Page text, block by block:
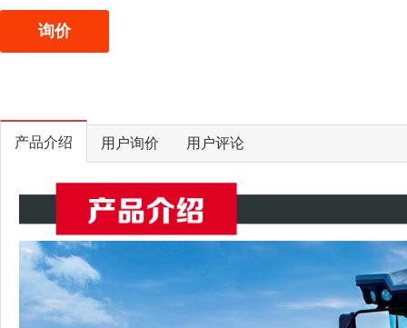
询价
产品介绍 用户询价 用户评论